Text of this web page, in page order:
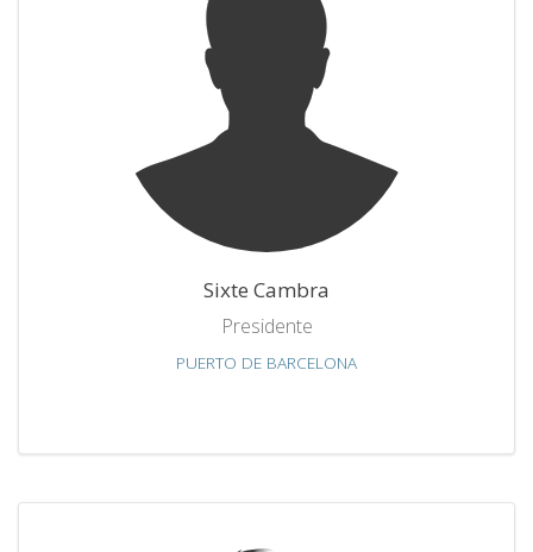
Sixte Cambra
Presidente
PUERTO DE BARCELONA